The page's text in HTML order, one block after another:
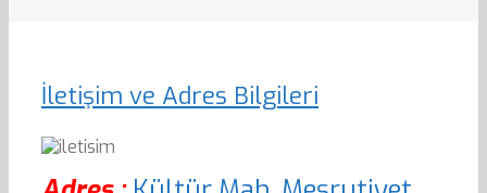
İletişim ve Adres Bilgileri